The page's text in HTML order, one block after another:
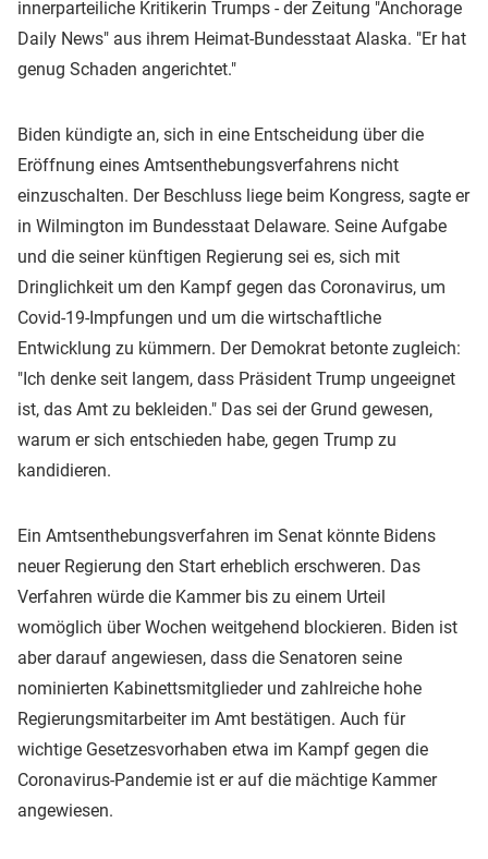
innerparteiliche Kritikerin Trumps - der Zeitung "Anchorage
Daily News" aus ihrem Heimat-Bundesstaat Alaska. "Er hat
genug Schaden angerichtet."
Biden kündigte an, sich in eine Entscheidung über die
Eröffnung eines Amtsenthebungsverfahrens nicht
einzuschalten. Der Beschluss liege beim Kongress, sagte er
in Wilmington im Bundesstaat Delaware. Seine Aufgabe
und die seiner künftigen Regierung sei es, sich mit
Dringlichkeit um den Kampf gegen das Coronavirus, um
Covid-19-Impfungen und um die wirtschaftliche
Entwicklung zu kümmern. Der Demokrat betonte zugleich:
"Ich denke seit langem, dass Präsident Trump ungeeignet
ist, das Amt zu bekleiden." Das sei der Grund gewesen,
warum er sich entschieden habe, gegen Trump zu
kandidieren.
Ein Amtsenthebungsverfahren im Senat könnte Bidens
neuer Regierung den Start erheblich erschweren. Das
Verfahren würde die Kammer bis zu einem Urteil
womöglich über Wochen weitgehend blockieren. Biden ist
aber darauf angewiesen, dass die Senatoren seine
nominierten Kabinettsmitglieder und zahlreiche hohe
Regierungsmitarbeiter im Amt bestätigen. Auch für
wichtige Gesetzesvorhaben etwa im Kampf gegen die
Coronavirus-Pandemie ist er auf die mächtige Kammer
angewiesen.